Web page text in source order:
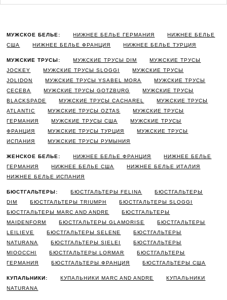
МУЖСКОЕ БЕЛЬЕ: НИЖНЕЕ БЕЛЬЕ ГЕРМАНИЯ
НИЖНЕЕ БЕЛЬЕ
США
НИЖНЕЕ БЕЛЬЕ ФРАНЦИЯ НИЖНЕЕ БЕЛЬЕ ТУРЦИЯ
МУЖСКИЕ ТРУСЫ: МУЖСКИЕ ТРУСЫ DIM
МУЖСКИЕ ТРУСЫ
JOCKEY
МУЖСКИЕ ТРУСЫ SLOGGI
МУЖСКИЕ ТРУСЫ
JOLIDON
МУЖСКИЕ ТРУСЫ YSABEL MORA
МУЖСКИЕ ТРУСЫ
CECEBA
МУЖСКИЕ ТРУСЫ GOTZBURG
МУЖСКИЕ ТРУСЫ
BLACKSPADE
МУЖСКИЕ ТРУСЫ CACHAREL
МУЖСКИЕ ТРУСЫ
ATLANTIC
МУЖСКИЕ ТРУСЫ OZTAS
МУЖСКИЕ ТРУСЫ
ГЕРМАНИЯ
МУЖСКИЕ ТРУСЫ США
МУЖСКИЕ ТРУСЫ
ФРАНЦИЯ
МУЖСКИЕ ТРУСЫ ТУРЦИЯ
МУЖСКИЕ ТРУСЫ
ИСПАНИЯ
МУЖСКИЕ ТРУСЫ РУМЫНИЯ
ЖЕНСКОЕ БЕЛЬЕ: НИЖНЕЕ БЕЛЬЕ ФРАНЦИЯ
НИЖНЕЕ БЕЛЬЕ
ГЕРМАНИЯ
НИЖНЕЕ БЕЛЬЕ США
НИЖНЕЕ БЕЛЬЕ ИТАЛИЯ
НИЖНЕЕ БЕЛЬЕ ИСПАНИЯ
БЮСТГАЛЬТЕРЫ: БЮСТГАЛЬТЕРЫ FELINA
БЮСТГАЛЬТЕРЫ
DIM
БЮСТГАЛЬТЕРЫ TRIUMPH
БЮСТГАЛЬТЕРЫ SLOGGI
БЮСТГАЛЬТЕРЫ MARC AND ANDRE
БЮСТГАЛЬТЕРЫ
MAIDENFORM
БЮСТГАЛЬТЕРЫ GLAMORISE
БЮСТГАЛЬТЕРЫ
LEILIEVE
БЮСТГАЛЬТЕРЫ SELENE
БЮСТГАЛЬТЕРЫ
NATURANA
БЮСТГАЛЬТЕРЫ SIELEI
БЮСТГАЛЬТЕРЫ
MIOOCCHI
БЮСТГАЛЬТЕРЫ LORMAR
БЮСТГАЛЬТЕРЫ
ГЕРМАНИЯ
БЮСТГАЛЬТЕРЫ ФРАНЦИЯ БЮСТГАЛЬТЕРЫ США
КУПАЛЬНИКИ: КУПАЛЬНИКИ MARC AND ANDRE
КУПАЛЬНИКИ
NATURANA